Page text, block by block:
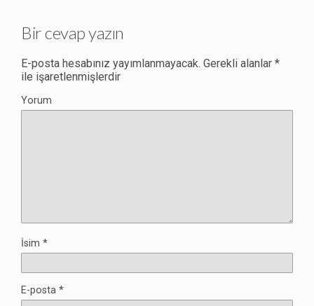
Bir cevap yazın
E-posta hesabınız yayımlanmayacak. Gerekli alanlar *
ile işaretlenmişlerdir
Yorum
İsim *
E-posta *